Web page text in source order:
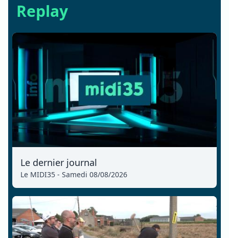
Replay
Le dernier journal
Le MIDI35 - Samedi 08/08/2026